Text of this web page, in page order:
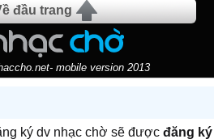
đầu trang
mobile version 2013
ký dv nhạc chờ sẽ được đăng ký